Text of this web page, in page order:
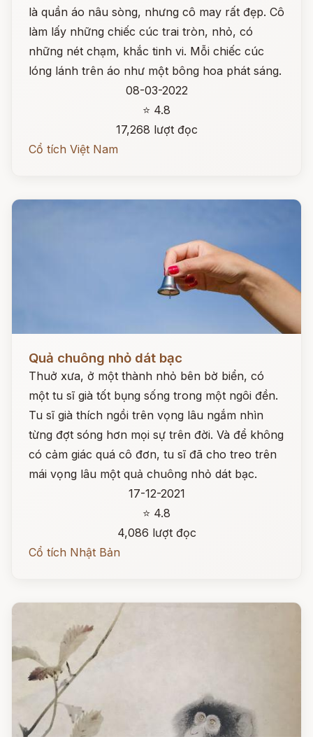
là quần áo nâu sòng, nhưng cô may rất đẹp. Cô
làm lấy những chiếc cúc trai tròn, nhỏ, có
những nét chạm, khắc tinh vi. Mỗi chiếc cúc
lóng lánh trên áo như một bông hoa phát sáng.
08-03-2022
⭐ 4.8
17,268 lượt đọc
Cổ tích Việt Nam
Quả chuông nhỏ dát bạc
Thuở xưa, ở một thành nhỏ bên bờ biển, có
một tu sĩ già tốt bụng sống trong một ngôi đền.
Tu sĩ già thích ngồi trên vọng lâu ngắm nhìn
từng đợt sóng hơn mọi sự trên đời. Và để không
có cảm giác quá cô đơn, tu sĩ đã cho treo trên
mái vọng lâu một quả chuông nhỏ dát bạc.
17-12-2021
⭐ 4.8
4,086 lượt đọc
Cổ tích Nhật Bản